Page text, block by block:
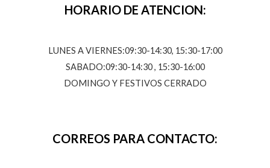
HORARIO DE ATENCION:
LUNES A VIERNES:09:30-14:30, 15:30-17:00
SABADO:09:30-14:30 , 15:30-16:00
DOMINGO Y FESTIVOS CERRADO
CORREOS PARA CONTACTO: